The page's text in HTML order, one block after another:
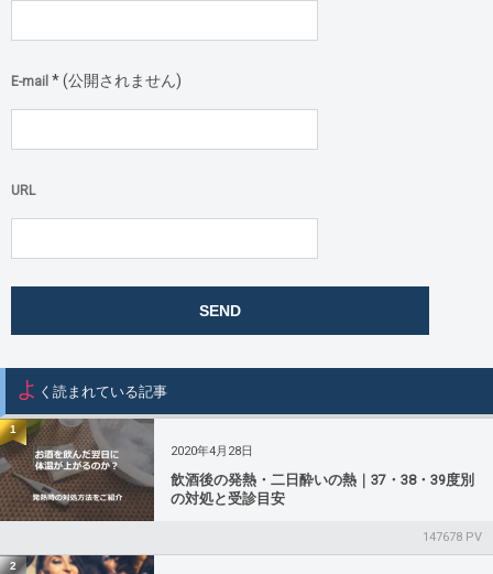
E-mail *(公開されません)
URL
よ く読まれている記事
1
2020年4月28日
飲酒後の発熱・二日酔いの熱｜37・38・39度別
の対処と受診目安
147678 PV
2